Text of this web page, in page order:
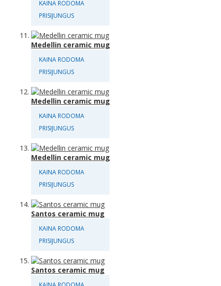
KAINA RODOMA
PRISIJUNGUS
Medellin ceramic mug
KAINA RODOMA
PRISIJUNGUS
Medellin ceramic mug
KAINA RODOMA
PRISIJUNGUS
Medellin ceramic mug
KAINA RODOMA
PRISIJUNGUS
Santos ceramic mug
KAINA RODOMA
PRISIJUNGUS
Santos ceramic mug